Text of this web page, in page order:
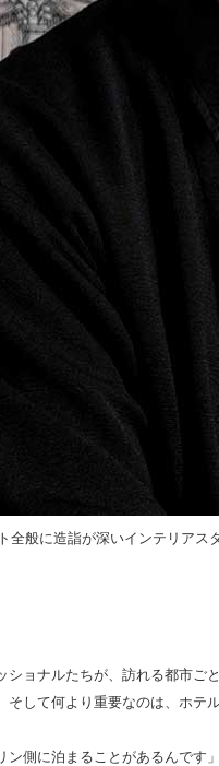
般に造詣が深いインテリア
ショナルたちが、訪れる都市
して何より重要なのは、ホ
側に泊まることがあるんです」